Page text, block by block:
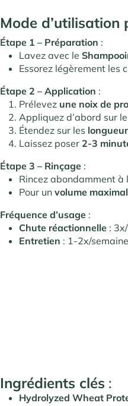
Mode d’utilisation
Étape 1 – Préparation :
Lavez avec le
Essorez légèrement les
Étape 2 – Application :
Prélevez une noix de
Appliquez d’abord sur
Étendez sur les
Laissez poser 2-3
Étape 3 – Rinçage :
Rincez abondamment à
Pour unvolume maximal
Fréquence d’usage :
Chute réactionnelle :
Entretien : 1-2x/semaine
Ingrédients clés :
Hydrolyzed Wheat